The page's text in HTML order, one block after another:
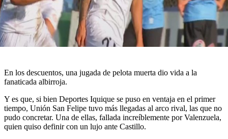
En los descuentos, una jugada de pelota muerta dio vida a la
fanaticada albirroja.
Y es que, si bien Deportes Iquique se puso en ventaja en el primer
tiempo, Unión San Felipe tuvo más llegadas al arco rival, las que no
pudo concretar. Una de ellas, fallada increíblemente por Valenzuela,
quien quiso definir con un lujo ante Castillo.